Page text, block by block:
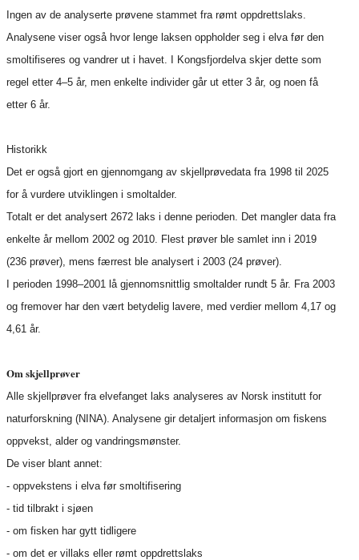
Ingen av de analyserte prøvene stammet fra rømt oppdrettslaks.
Analysene viser også hvor lenge laksen oppholder seg i elva før den
smoltifiseres og vandrer ut i havet. I Kongsfjordelva skjer dette som
regel etter 4–5 år, men enkelte individer går ut etter 3 år, og noen få
etter 6 år.
Historikk
Det er også gjort en gjennomgang av skjellprøvedata fra 1998 til 2025
for å vurdere utviklingen i smoltalder.
Totalt er det analysert 2672 laks i denne perioden. Det mangler data fra
enkelte år mellom 2002 og 2010. Flest prøver ble samlet inn i 2019
(236 prøver), mens færrest ble analysert i 2003 (24 prøver).
I perioden 1998–2001 lå gjennomsnittlig smoltalder rundt 5 år. Fra 2003
og fremover har den vært betydelig lavere, med verdier mellom 4,17 og
4,61 år.
Om skjellprøver
Alle skjellprøver fra elvefanget laks analyseres av Norsk institutt for
naturforskning (NINA). Analysene gir detaljert informasjon om fiskens
oppvekst, alder og vandringsmønster.
De viser blant annet:
- oppvekstens i elva før smoltifisering
- tid tilbrakt i sjøen
- om fisken har gytt tidligere
- om det er villaks eller rømt oppdrettslaks